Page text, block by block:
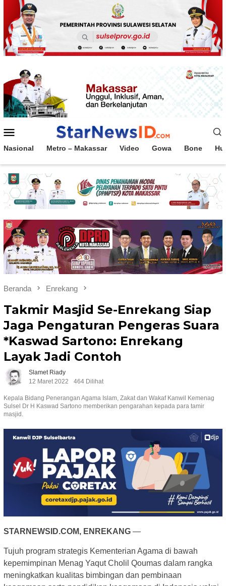
Loncat
konten
Mobile
Nasional Metro – Makassar Video Gowa Bone
Beranda Enrekang
Takmir Masjid Se-Enrekang Siap
Jaga Pengaturan Pengeras Suara
*Kaswad Sartono: Enrekang
Layak Jadi Contoh
Slamet Riady
12 Maret 2022
464 Dilihat
Kepala Bidang Penerangan Agama Islam, Zakat dan Wakaf Kanwil Kemenag
Sulsel Dr H Kaswad Sartono memberikan pengarahan kepada para tamir
masjid.
STARNEWSID.COM, ENREKANG —
Tujuh program strategis Kementerian Agama di bawah
kepemimpinan Menag Yaqut Cholil Qoumas dalam rangka
meningkatkan kualitas bimbingan dan pembinaan